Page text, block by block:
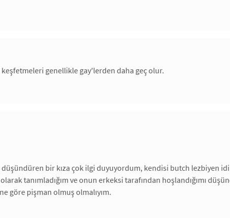
genellikle gay'lerden daha geç olur.
bir kıza çok ilgi duyuyordum, kendisi butch lezbiyen
tanımladığım ve onun erkeksi tarafından hoşlandığımı
göre pişman olmuş olmalıyım.